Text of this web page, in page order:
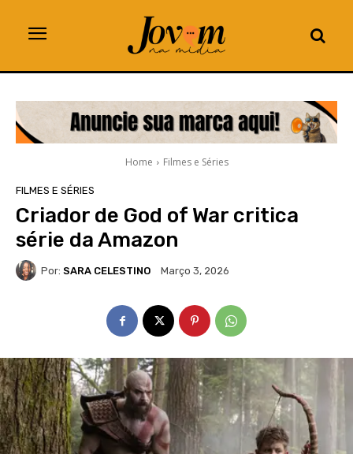
Home Filmes e Séries
FILMES E SÉRIES
Criador de God of War critica
série da Amazon
Por: SARA CELESTINO Março 3, 2026